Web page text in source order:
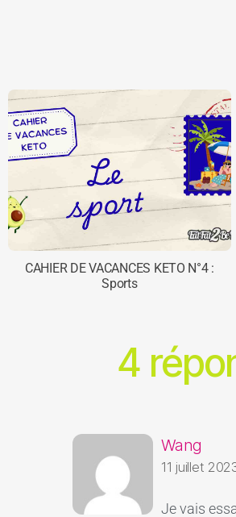
CAHIER DE VACANCES KETO N°4 :
Sports
4
Wang
11 juillet
Je vais